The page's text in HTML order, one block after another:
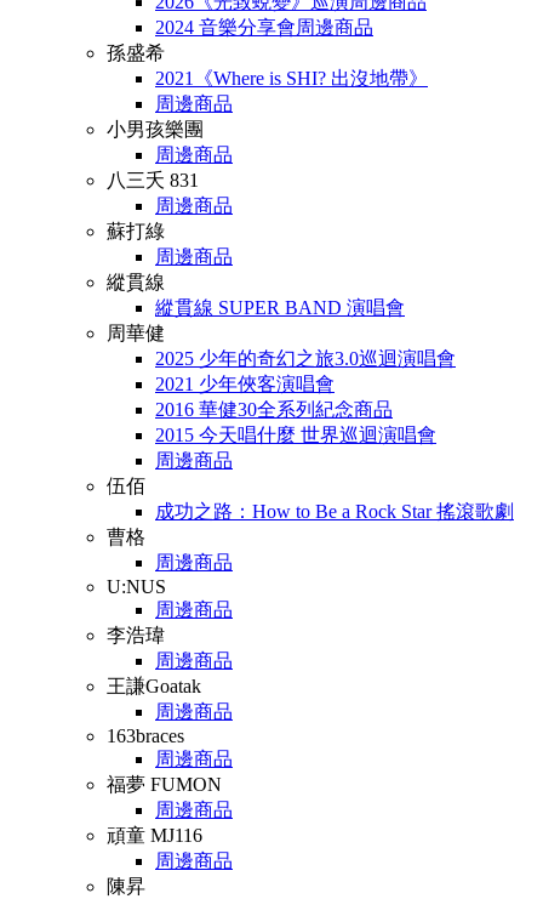
2024 音樂分享會周邊商品
孫盛希
2021《Where is SHI? 出沒地帶》
周邊商品
小男孩樂團
周邊商品
八三夭 831
周邊商品
蘇打綠
周邊商品
縱貫線
縱貫線 SUPER BAND 演唱會
周華健
2025 少年的奇幻之旅3.0巡迴演唱會
2021 少年俠客演唱會
2016 華健30全系列紀念商品
2015 今天唱什麼 世界巡迴演唱會
周邊商品
伍佰
成功之路：How to Be a Rock Star 搖滾歌劇
曹格
周邊商品
U:NUS
周邊商品
李浩瑋
周邊商品
王謙Goatak
周邊商品
163braces
周邊商品
福夢 FUMON
周邊商品
頑童 MJ116
周邊商品
陳昇